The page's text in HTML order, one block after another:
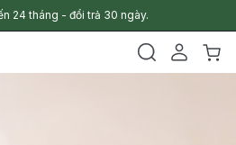
24 tháng - đổi trả 30 ngày.